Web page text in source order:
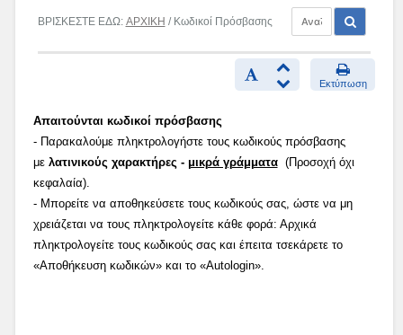
ΒΡΙΣΚΕΣΤΕ ΕΔΩ: ΑΡΧΙΚΗ / Κωδικοί Πρόσβασης
Εκτύπωση
Απαιτούνται κωδικοί πρόσβασης
- Παρακαλούμε πληκτρολογήστε τους κωδικούς πρόσβασης
με λατινικούς χαρακτήρες - μικρά γράμματα(Προσοχή όχι
κεφαλαία).
- Μπορείτε να αποθηκεύσετε τους κωδικούς σας, ώστε να μη
χρειάζεται να τους πληκτρολογείτε κάθε φορά: Αρχικά
πληκτρολογείτε τους κωδικούς σας και έπειτα τσεκάρετε το
«Αποθήκευση κωδικών» και το «Autologin».